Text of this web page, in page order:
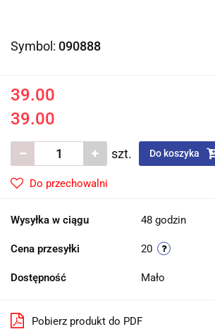
Symbol: 090888
39.00
39.00
szt. Do koszyka
Do przechowalni
Wysyłka w ciągu 48 godzin
Cena przesyłki 20
Dostępność Mało
Pobierz produkt do PDF